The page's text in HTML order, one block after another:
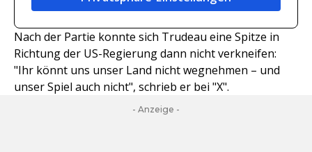
Nach der Partie konnte sich Trudeau eine Spitze in
Richtung der US-Regierung dann nicht verkneifen:
"Ihr könnt uns unser Land nicht wegnehmen – und
unser Spiel auch nicht", schrieb er bei "X".
- Anzeige -